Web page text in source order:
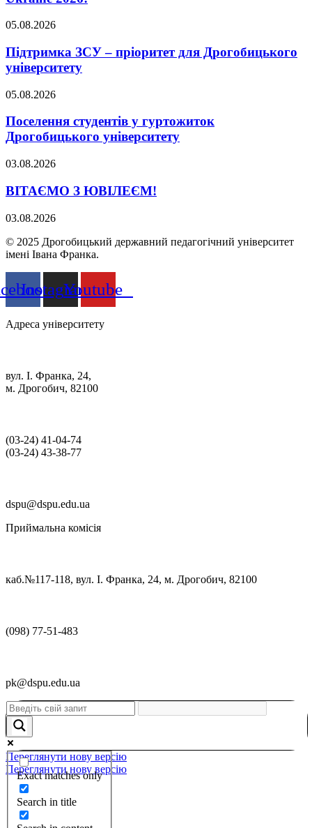
05.08.2026
Підтримка ЗСУ – пріоритет для Дрогобицького
університету
05.08.2026
Поселення студентів у гуртожиток
Дрогобицького університету
03.08.2026
ВІТАЄМО З ЮВІЛЕЄМ!
03.08.2026
© 2025 Дрогобицький державний педагогічний університет
імені Івана Франка.
InstagramYoutube
Адреса університету
вул. І. Франка, 24,
м. Дрогобич, 82100
(03‑24) 41‑04‑74
(03‑24) 43‑38‑77
dspu@dspu.edu.ua
Приймальна комісія
каб.№117-118, вул. І. Франка, 24, м. Дрогобич, 82100
(098) 77-51-483
pk@dspu.edu.ua
Exact matches only
Search in title
Переглянути нову версію
Переглянути нову версію